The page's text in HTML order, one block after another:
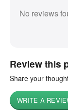
No reviews
Review this
Share your
WRITE A